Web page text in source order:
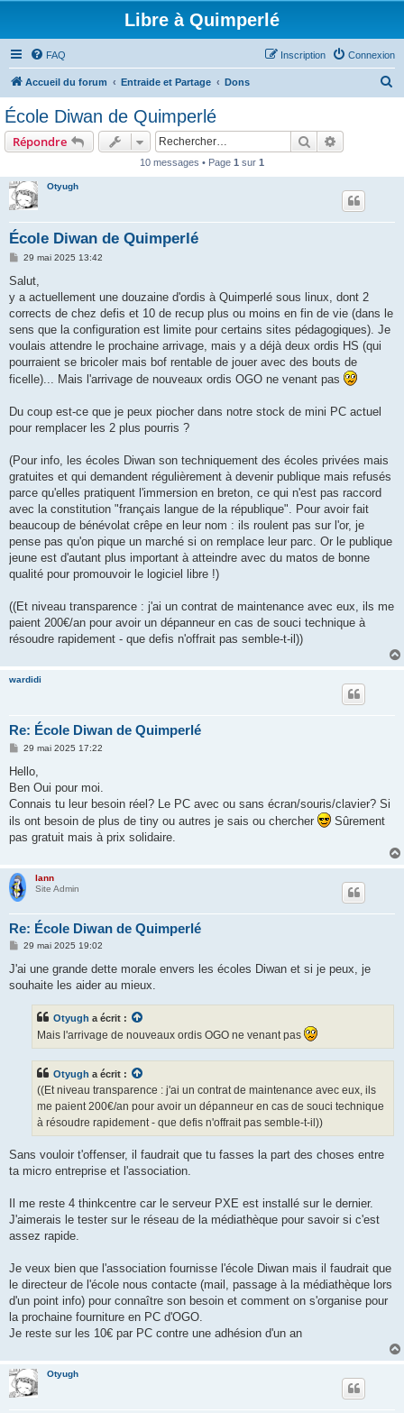
Libre à Quimperlé
FAQ Connexion
Inscription
Accueil du forum Entraide et Partage Dons
École Diwan de Quimperlé
Répondre Rechercher
10 messages • Page 1 sur 1
Otyugh
École Diwan de Quimperlé
M
s
a
g
29 mai 2025 13:42
Salut,
y a actuellement une douzaine d'ordis à Quimperlé sous linux, dont 2
corrects de chez defis et 10 de recup plus ou moins en fin de vie (dans le
sens que la configuration est limite pour certains sites pédagogiques). Je
voulais attendre le prochaine arrivage, mais y a déjà deux ordis HS (qui
pourraient se bricoler mais bof rentable de jouer avec des bouts de
ficelle)... Mais l'arrivage de nouveaux ordis OGO ne venant pas
Du coup est-ce que je peux piocher dans notre stock de mini PC actuel
pour remplacer les 2 plus pourris ?
(Pour info, les écoles Diwan son techniquement des écoles privées mais
gratuites et qui demandent régulièrement à devenir publique mais refusés
parce qu'elles pratiquent l'immersion en breton, ce qui n'est pas raccord
avec la constitution "français langue de la république". Pour avoir fait
beaucoup de bénévolat crêpe en leur nom : ils roulent pas sur l'or, je
pense pas qu'on pique un marché si on remplace leur parc. Or le publique
jeune est d'autant plus important à atteindre avec du matos de bonne
qualité pour promouvoir le logiciel libre !)
((Et niveau transparence : j'ai un contrat de maintenance avec eux, ils me
paient 200€/an pour avoir un dépanneur en cas de souci technique à
résoudre rapidement - que defis n'offrait pas semble-t-il))
wardidi
Re: École Diwan de Quimperlé
M
s
a
g
29 mai 2025 17:22
Hello,
Ben Oui pour moi.
Connais tu leur besoin réel? Le PC avec ou sans écran/souris/clavier? Si
ils ont besoin de plus de tiny ou autres je sais ou chercher
Sûrement
pas gratuit mais à prix solidaire.
lann
Site Admin
Re: École Diwan de Quimperlé
M
s
a
29 mai 2025 19:02
J'ai une grande dette morale envers les écoles Diwan et si je peux, je
souhaite les aider au mieux.
Otyugh a écrit :
Mais l'arrivage de nouveaux ordis OGO ne venant pas
Otyugh a écrit :
((Et niveau transparence : j'ai un contrat de maintenance avec eux, ils
me paient 200€/an pour avoir un dépanneur en cas de souci technique
à résoudre rapidement - que defis n'offrait pas semble-t-il))
Sans vouloir t'offenser, il faudrait que tu fasses la part des choses entre
ta micro entreprise et l'association.
Il me reste 4 thinkcentre car le serveur PXE est installé sur le dernier.
J'aimerais le tester sur le réseau de la médiathèque pour savoir si c'est
assez rapide.
Je veux bien que l'association fournisse l'école Diwan mais il faudrait que
le directeur de l'école nous contacte (mail, passage à la médiathèque lors
d'un point info) pour connaître son besoin et comment on s'organise pour
la prochaine fourniture en PC d'OGO.
Je reste sur les 10€ par PC contre une adhésion d'un an
Otyugh